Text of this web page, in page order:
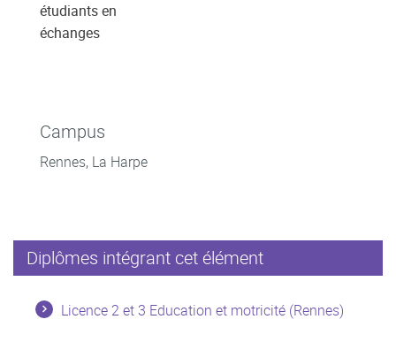
étudiants en
échanges
Campus
Rennes, La Harpe
Diplômes intégrant cet élément
Licence 2 et 3 Education et motricité (Rennes)